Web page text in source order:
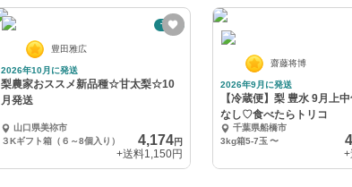
予約
豊田雅広
2026年10月に発送
梨農家おススメ新品種☆甘太梨☆10
月発送
山口県美祢市
３Kギフト箱（６～8個入り）
4,174円
+送料1,150円
齋藤将博
2026年9月に発送
【冷蔵便】梨 豊水 9月上
なし♡食べたらトリコ
千葉県船橋市
3kg箱5-7玉 〜